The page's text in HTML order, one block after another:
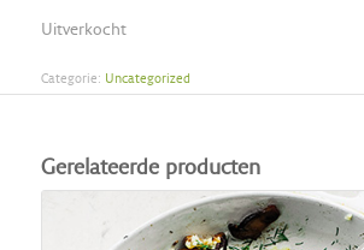
Uitverkocht
Categorie: Uncategorized
Gerelateerde producten